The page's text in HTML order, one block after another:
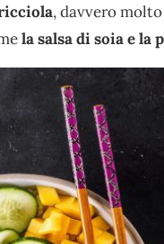
, davvero
la salsa di soia e la